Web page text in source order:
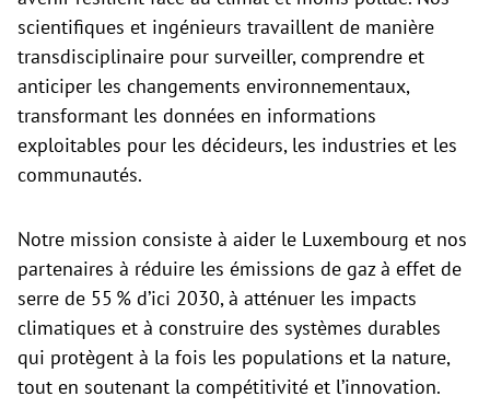
scientifiques et ingénieurs travaillent de manière
transdisciplinaire pour surveiller, comprendre et
anticiper les changements environnementaux,
transformant les données en informations
exploitables pour les décideurs, les industries et les
communautés.
Notre mission consiste à aider le Luxembourg et nos
partenaires à réduire les émissions de gaz à effet de
serre de 55 % d’ici 2030, à atténuer les impacts
climatiques et à construire des systèmes durables
qui protègent à la fois les populations et la nature,
tout en soutenant la compétitivité et l’innovation.